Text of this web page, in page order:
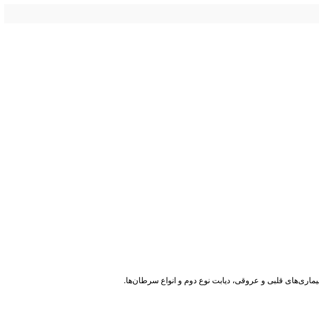
قلبی و عروقی، دیابت نوع دوم و انواع سرطان‌ها.